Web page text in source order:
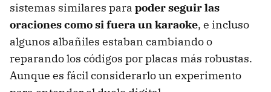
sistemas similares para poder seguir las
oraciones como si fuera un karaoke, e incluso
algunos albañiles estaban cambiando o
reparando los códigos por placas más robustas.
Aunque es fácil considerarlo un experimento